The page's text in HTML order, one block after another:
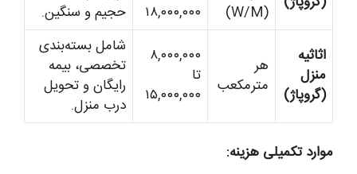
(W/M)
۱۸,۰۰۰,۰۰۰
حجیم و سنگین.
اثاثیه
منزل
(گروپاژ)
هر
مترمکعب
۸,۰۰۰,۰۰۰
تا
۱۵,۰۰۰,۰۰۰
شامل بسته‌بندی
تخصصی، بیمه
رایگان و تحویل
درب منزل.
موارد تکمیلی هزینه: